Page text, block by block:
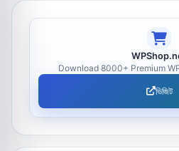
Download 8000+ Premium
ভিজিট